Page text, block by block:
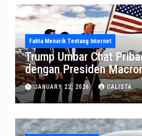
Fakta Menarik Tentang Internet
Trump Umbar Chat
dengan Presiden
Sekjen NATO ke
Greenland
JANUARY 22, 2026 CALISTA